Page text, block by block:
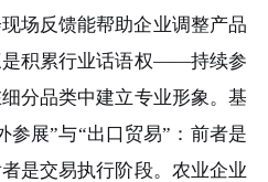
场反馈能帮助企业调整产品
是积累行业话语权——持续参
分品类中建立专业形象。基
参展”与“出口贸易”：前者是
是交易执行阶段。农业企业